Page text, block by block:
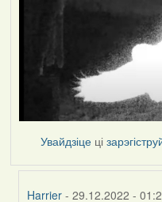
Увайдзіце ці
Harrier - 29.12.2022 -